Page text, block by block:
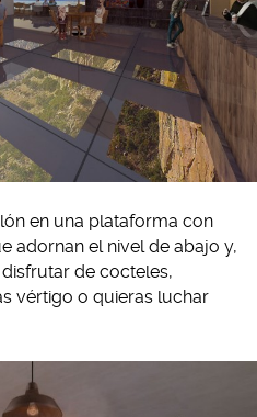
en una plataforma con
adornan el nivel de abajo y,
de cocteles,
vértigo o quieras luchar